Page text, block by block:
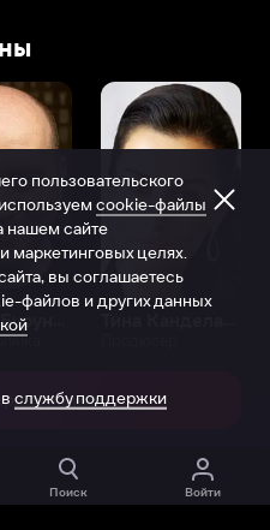
Поиск Войти
пользовательского
cookie-файлы
нашем сайте
маркетинговых целях.
вы соглашаетесь
файлов и других данных
службу поддержки